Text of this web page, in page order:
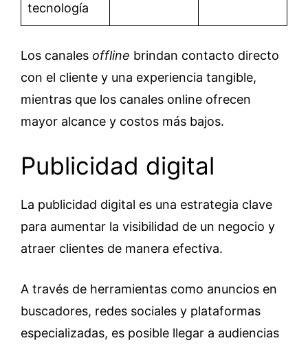
tecnología
Los canales offline brindan contacto directo
con el cliente y una experiencia tangible,
mientras que los canales online ofrecen
mayor alcance y costos más bajos.
Publicidad digital
La publicidad digital es una estrategia clave
para aumentar la visibilidad de un negocio y
atraer clientes de manera efectiva.
A través de herramientas como anuncios en
buscadores, redes sociales y plataformas
especializadas, es posible llegar a audiencias